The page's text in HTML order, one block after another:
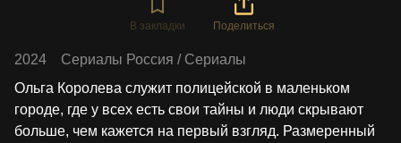
В закладки Поделиться
2024 Сериалы Россия / Сериалы
Ольга Королева служит полицейской в маленьком
городе, где у всех есть свои тайны и люди скрывают
больше, чем кажется на первый взгляд. Размеренный